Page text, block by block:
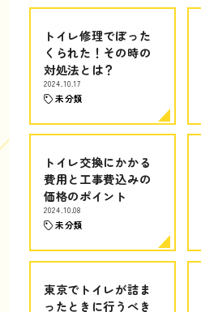
トイレ修理でぼった
くられた！その時の
対処法とは？
2024.10.17
未分類
トイレ交換にかかる
費用と工事費込みの
価格のポイント
2024.10.08
未分類
東京でトイレが詰ま
ったときに行うべき